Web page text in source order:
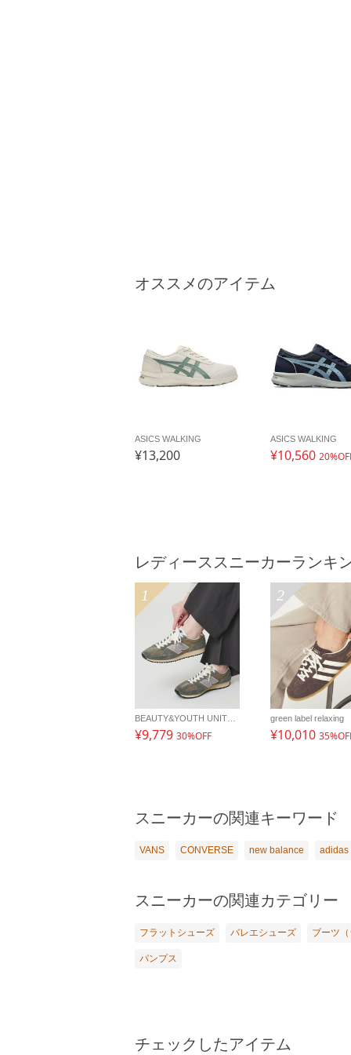
オススメのアイテム
ASICS WALKING
¥13,200
ASICS WALKING
¥10,560
レディーススニーカーランキ
1
¥9,779 30%OFF
2
green label relaxing
¥10,010
スニーカーの関連キーワード
VANS CONVERSE new balance adidas
スニーカーの関連カテゴリー
フラットシューズ バレエシューズ ブーツ（
パンプス
チェックしたアイテム